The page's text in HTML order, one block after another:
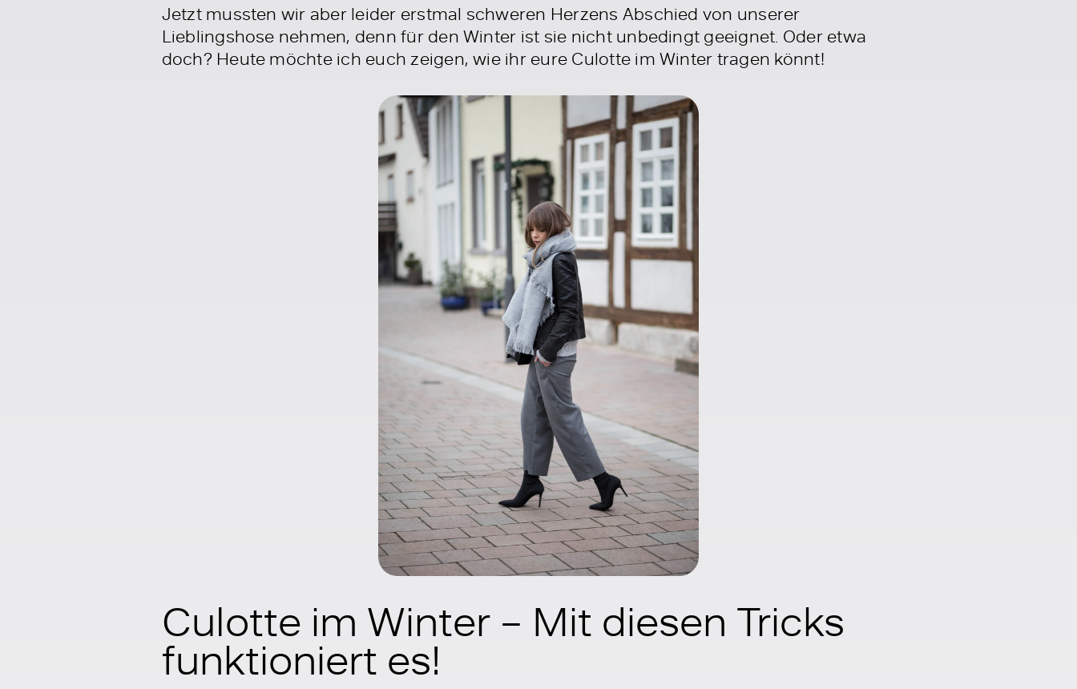
Jetzt mussten wir aber leider erstmal schweren Herzens Abschied von unserer
Lieblingshose nehmen, denn für den Winter ist sie nicht unbedingt geeignet. Oder etwa
doch? Heute möchte ich euch zeigen, wie ihr eure Culotte im Winter tragen könnt!
Culotte im Winter – Mit diesen Tricks
funktioniert es!